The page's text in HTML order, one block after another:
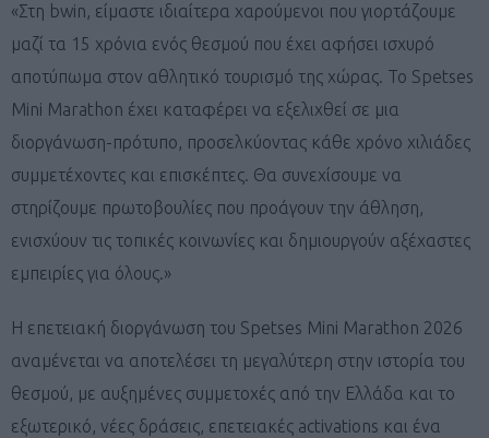
«Στη bwin, είμαστε ιδιαίτερα χαρούμενοι που γιορτάζουμε
μαζί τα 15 χρόνια ενός θεσμού που έχει αφήσει ισχυρό
αποτύπωμα στον αθλητικό τουρισμό της χώρας. Το Spetses
Mini Marathon έχει καταφέρει να εξελιχθεί σε μια
διοργάνωση-πρότυπο, προσελκύοντας κάθε χρόνο χιλιάδες
συμμετέχοντες και επισκέπτες. Θα συνεχίσουμε να
στηρίζουμε πρωτοβουλίες που προάγουν την άθληση,
ενισχύουν τις τοπικές κοινωνίες και δημιουργούν αξέχαστες
εμπειρίες για όλους.»
Η επετειακή διοργάνωση του Spetses Mini Marathon 2026
αναμένεται να αποτελέσει τη μεγαλύτερη στην ιστορία του
θεσμού, με αυξημένες συμμετοχές από την Ελλάδα και το
εξωτερικό, νέες δράσεις, επετειακές activations και ένα